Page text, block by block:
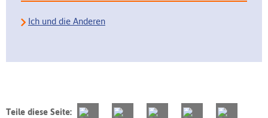
Ich und die Anderen
Teile diese Seite: